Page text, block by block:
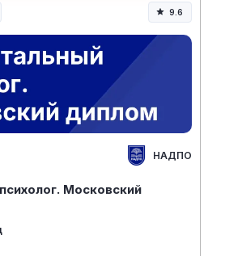
9.6
НАДПО
Московский